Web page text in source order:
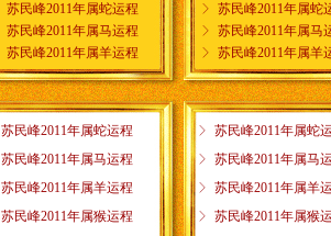
苏民峰2011年属蛇运程
苏民峰2011年属马运程
苏民峰2011年属羊运程
苏民峰2011年属猴运程
苏民峰2011年属蛇运程
苏民峰2011年属马运程
苏民峰2011年属羊运程
ꁕ 苏民峰2011年属蛇
ꁕ 苏民峰2011年属马
ꁕ 苏民峰2011年属羊
ꁕ 苏民峰2011年属猴
ꁕ 苏民峰2011年属蛇
ꁕ 苏民峰2011年属马
ꁕ 苏民峰2011年属羊